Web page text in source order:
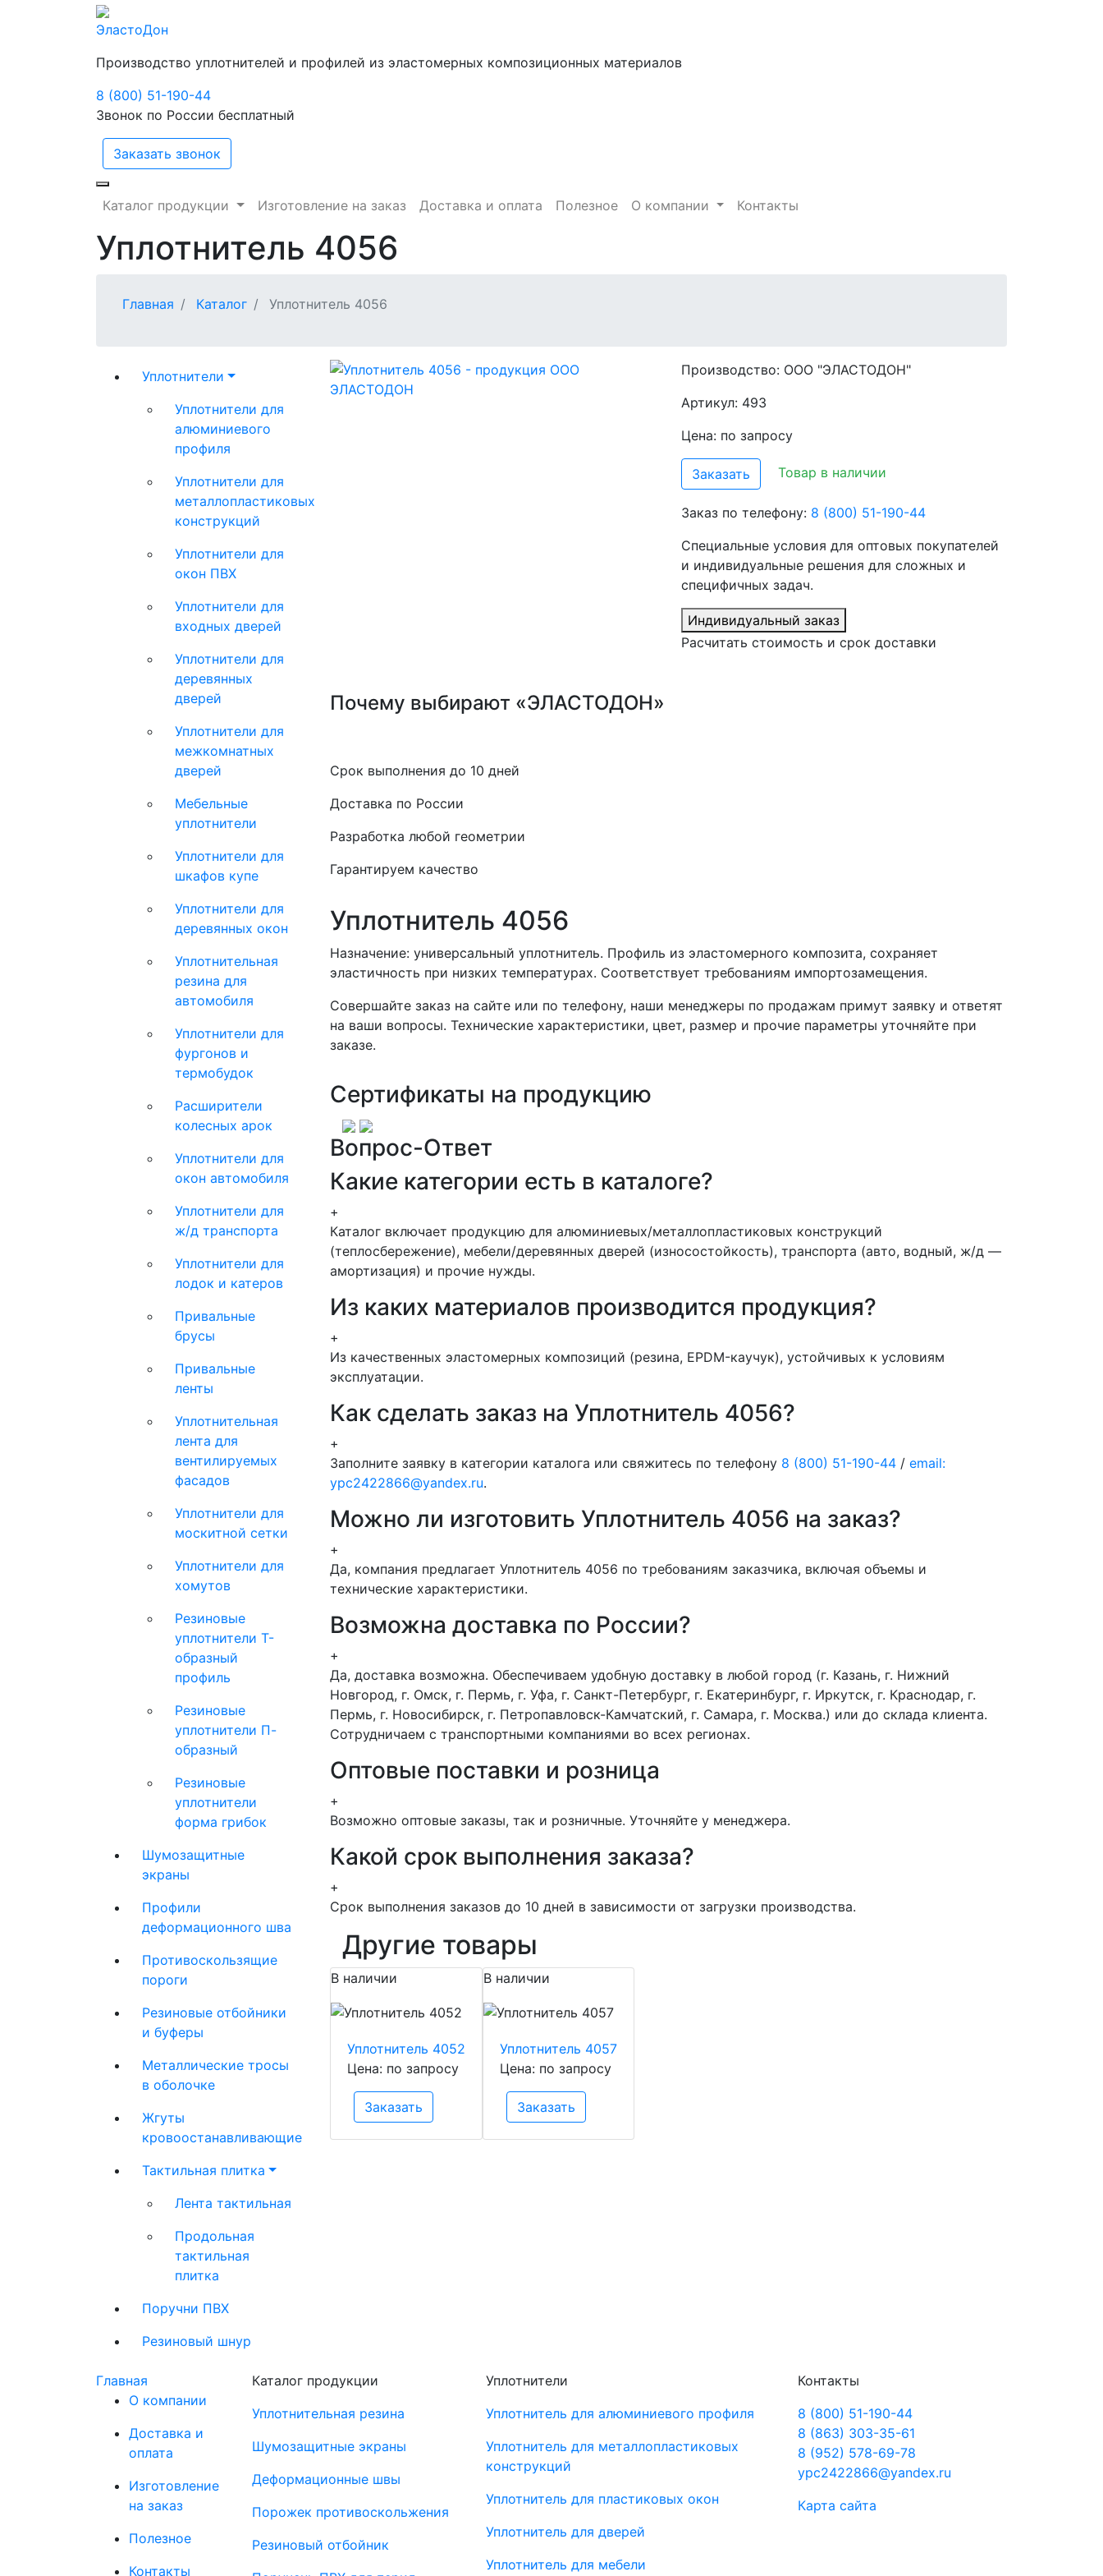
ЭластоДон
Производство уплотнителей и профилей из эластомерных композиционных материалов
8 (800) 51-190-44
Звонок по России бесплатный
Заказать звонок
Каталог продукции Изготовление на заказ Доставка и оплата Полезное О компании Контакты
Уплотнитель 4056
Главная Каталог Уплотнитель 4056
Производство: ООО "ЭЛАСТОДОН"
Артикул: 493
Цена: по запросу
Заказать Товар в наличии
Заказ по телефону: 8 (800) 51-190-44
Специальные условия для оптовых покупателей
и индивидуальные решения для сложных и
специфичных задач.
Индивидуальный заказ
Расчитать стоимость и срок доставки
Почему выбирают «ЭЛАСТОДОН»
Срок выполнения до 10 дней
Доставка по России
Разработка любой геометрии
Гарантируем качество
Уплотнитель 4056
Назначение: универсальный уплотнитель. Профиль из эластомерного композита, сохраняет
эластичность при низких температурах. Соответствует требованиям импортозамещения.
Совершайте заказ на сайте или по телефону, наши менеджеры по продажам примут заявку и ответят
на ваши вопросы. Технические характеристики, цвет, размер и прочие параметры уточняйте при
заказе.
Сертификаты на продукцию
Вопрос-Ответ
Какие категории есть в каталоге?
+
Каталог включает продукцию для алюминиевых/металлопластиковых конструкций
(теплосбережение), мебели/деревянных дверей (износостойкость), транспорта (авто, водный, ж/д —
амортизация) и прочие нужды.
Из каких материалов производится продукция?
+
Из качественных эластомерных композиций (резина, EPDM-каучук), устойчивых к условиям
эксплуатации.
Как сделать заказ на Уплотнитель 4056?
+
Заполните заявку в категории каталога или свяжитесь по телефону 8 (800) 51-190-44 / email:
ypc2422866@yandex.ru.
Можно ли изготовить Уплотнитель 4056 на заказ?
+
Да, компания предлагает Уплотнитель 4056 по требованиям заказчика, включая объемы и
технические характеристики.
Возможна доставка по России?
+
Да, доставка возможна. Обеспечиваем удобную доставку в любой город (г. Казань, г. Нижний
Новгород, г. Омск, г. Пермь, г. Уфа, г. Санкт-Петербург, г. Екатеринбург, г. Иркутск, г. Краснодар, г.
Пермь, г. Новосибирск, г. Петропавловск-Камчатский, г. Самара, г. Москва.) или до склада клиента.
Сотрудничаем с транспортными компаниями во всех регионах.
Оптовые поставки и розница
+
Возможно оптовые заказы, так и розничные. Уточняйте у менеджера.
Какой срок выполнения заказа?
+
Срок выполнения заказов до 10 дней в зависимости от загрузки производства.
Другие товары
В наличии
Уплотнитель 4052
Цена: по запросу
Заказать
В наличии
Уплотнитель 4057
Цена: по запросу
Заказать
Уплотнители
Уплотнители для
алюминиевого
профиля
Уплотнители для
металлопластиковых
конструкций
Уплотнители для
окон ПВХ
Уплотнители для
входных дверей
Уплотнители для
деревянных
дверей
Уплотнители для
межкомнатных
дверей
Мебельные
уплотнители
Уплотнители для
шкафов купе
Уплотнители для
деревянных окон
Уплотнительная
резина для
автомобиля
Уплотнители для
фургонов и
термобудок
Расширители
колесных арок
Уплотнители для
окон автомобиля
Уплотнители для
ж/д транспорта
Уплотнители для
лодок и катеров
Привальные
брусы
Привальные
ленты
Уплотнительная
лента для
вентилируемых
фасадов
Уплотнители для
москитной сетки
Уплотнители для
хомутов
Резиновые
уплотнители Т-
образный
профиль
Резиновые
уплотнители П-
образный
Резиновые
уплотнители
форма грибок
Шумозащитные
экраны
Профили
деформационного шва
Противоскользящие
пороги
Резиновые отбойники
и буферы
Металлические тросы
в оболочке
Жгуты
кровоостанавливающие
Тактильная плитка
Лента тактильная
Продольная
тактильная
плитка
Поручни ПВХ
Резиновый шнур
Главная
О компании
Доставка и
оплата
Изготовление
на заказ
Полезное
Контакты
Каталог продукции
Уплотнительная резина
Шумозащитные экраны
Деформационные швы
Порожек противоскольжения
Резиновый отбойник
Уплотнители
Уплотнитель для алюминиевого профиля
Уплотнитель для металлопластиковых
конструкций
Уплотнитель для пластиковых окон
Уплотнитель для дверей
Уплотнитель для мебели
Контакты
8 (800) 51-190-44
8 (863) 303-35-61
8 (952) 578-69-78
ypc2422866@yandex.ru
Карта сайта